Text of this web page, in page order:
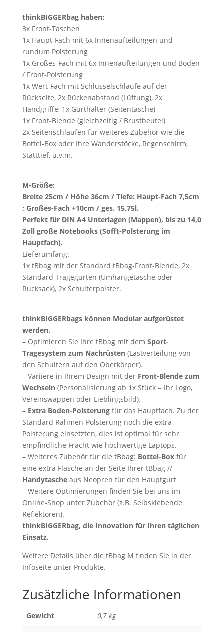
thinkBIGGERbag haben:
3x Front-Taschen
1x Haupt-Fach mit 6x Innenaufteilungen und
rundum Polsterung
1x Großes-Fach mit 6x Innenaufteilungen und Boden
/ Front-Polsterung
1x Wert-Fach mit Schlüsselschlaufe auf der
Rückseite, 2x Rückenabstand (Lüftung), 2x
Handgriffe, 1x Gurthalter (Seitentasche)
1x Front-Blende (gleichzeitig / Brustbeutel)
2x Seitenschlaufen für weiteres Zubehör wie die
Bottel-Box oder Ihre Wanderstöcke, Regenschirm,
Statttief, u.v.m.
M-Größe:
Breite 25cm / Höhe 36cm / Tiefe: Haupt-Fach 7,5cm
; Großes-Fach +10cm / ges. 15,75l.
Perfekt für DIN A4 Unterlagen (Mappen), bis zu 14,0
Zoll große Notebooks (Sofft-Polsterung im
Hauptfach).
Lieferumfang:
1x tBbag mit der Standard tBbag-Front-Blende, 2x
Standard Tragegurten (Umhängetasche oder
Rucksack), 2x Schulterpolster.
thinkBIGGERbags können Modular aufgerüstet
werden.
– Optimieren Sie Ihre tBbag mit dem Sport-
Tragesystem zum Nachrüsten(Lastverteilung von
den Schultern auf den Oberkörper).
– Variiere in Ihrem Design mit der Front-Blende zum
Wechseln (Personalisierung ab 1x Stück = Ihr Logo,
Vereinswappen oder Lieblingsbild).
– Extra Boden-Polsterungfür das Hauptfach. Zu der
Standard Rahmen-Polsterung noch die extra
Polsterung einsetzten, dies ist optimal für sehr
empfindliche Fracht wie hochwertige Laptops.
– Weiteres Zubehör für die tBbag: Bottel-Boxfür
eine extra Flasche an der Seite Ihrer tBbag //
Handytasche aus Neopren für den Hauptgurt
– Weitere Optimierungen finden Sie bei uns im
Online-Shop unter Zubehör (z.B. Selbsklebende
Reflektoren).
thinkBIGGERbag, die Innovation für Ihren täglichen
Einsatz.
Weitere Details über die tBbag M finden Sie in der
Infoseite unter Produkte.
Zusätzliche Informationen
Gewicht
0,7 kg